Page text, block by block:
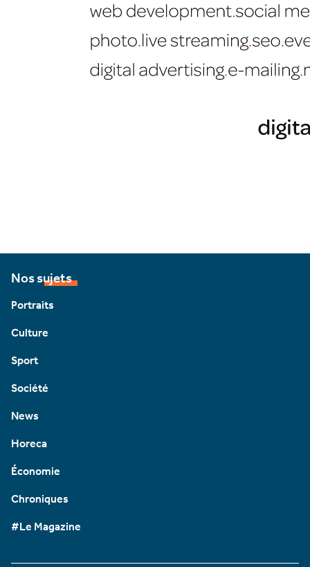
Nos sujets
Portraits
Culture
Sport
Société
News
Horeca
Économie
Chroniques
#Le Magazine